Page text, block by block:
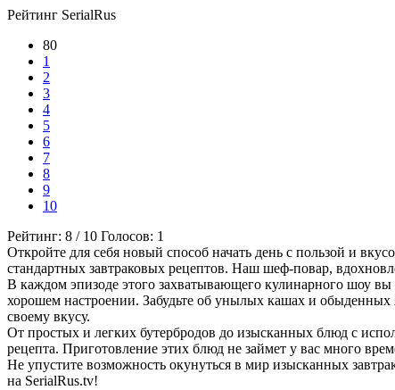
Рейтинг SerialRus
80
1
2
3
4
5
6
7
8
9
10
Рейтинг: 8 / 10 Голосов: 1
Откройте для себя новый способ начать день с пользой и
стандартных завтраковых рецептов. Наш шеф-повар,
В каждом эпизоде этого захватывающего кулинарного шоу вы
хорошем настроении. Забудьте об унылых кашах и обыденных
своему вкусу.
От простых и легких бутербродов до изысканных блюд с
рецепта. Приготовление этих блюд не займет у вас много
Не упустите возможность окунуться в мир изысканных
на SerialRus.tv!